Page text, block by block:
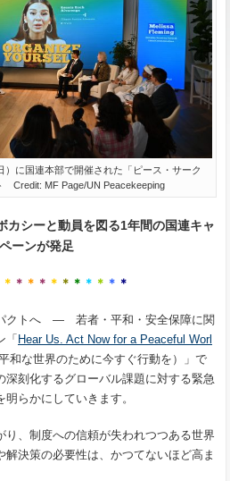
）に国連本部で開催された「ピース・サーク
Credit: MF Page/UN Peacekeeping
カシーと動員を図る1年間の国連キャ
ーンが発足
＊ ＊ ＊ ＊ ＊ ＊ ＊ ＊ ＊ ＊ ＊
クトへ ― 若者・平和・安全保障に関
「 Hear Us. Act Now for a Peaceful Worl
和な世界のために今すぐ行動を）」で
深刻化するグローバル課題に対する緊急
らかにしていきます。
り、制度への信頼が失われつつある世界
決策の必要性は、かつてないほど高ま